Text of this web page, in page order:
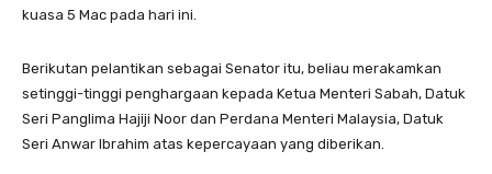
kuasa 5 Mac pada hari ini.
Berikutan pelantikan sebagai Senator itu, beliau merakamkan
setinggi-tinggi penghargaan kepada Ketua Menteri Sabah, Datuk
Seri Panglima Hajiji Noor dan Perdana Menteri Malaysia, Datuk
Seri Anwar Ibrahim atas kepercayaan yang diberikan.